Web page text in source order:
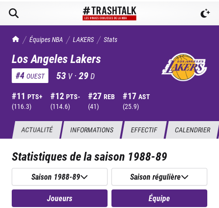
TrashTalk Actu NBA
Équipes NBA LAKERS Stats
Los Angeles Lakers
#4 OUEST 53 V ·29D
#11 PTS+
(116.3)
#12 PTS-
(114.6)
#27 REB
(41)
#17 AST
(25.9)
ACTUALITÉ INFORMATIONS EFFECTIF CALENDRIER
Statistiques de la saison 1988-89
Saison 1988-89 Saison régulière
Joueurs Équipe